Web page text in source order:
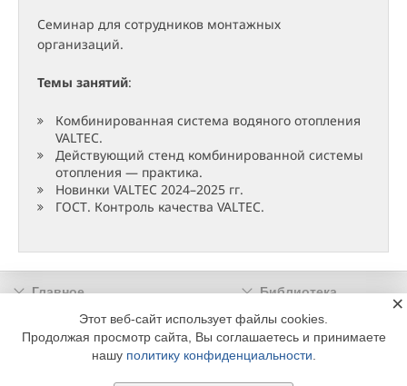
Семинар для сотрудников монтажных
организаций.
Темы занятий:
Комбинированная система водяного отопления
VALTEC.
Действующий стенд комбинированной системы
отопления — практика.
Новинки VALTEC 2024–2025 гг.
ГОСТ. Контроль качества VALTEC.
Главное
Библиотека
Подписка
Реклама
Информация
© 2002 - 2026 OOO Издательский дом «МЕДИА ТЕХНОЛОДЖИ» +7 (495) 665-00-
Этот веб-сайт использует файлы cookies.
Продолжая просмотр сайта, Вы соглашаетесь и принимаете
нашу политику конфиденциальности
×